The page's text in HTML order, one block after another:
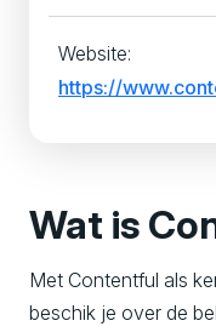
Wat is
Met Contentful als
beschik je over de
Website:
https://